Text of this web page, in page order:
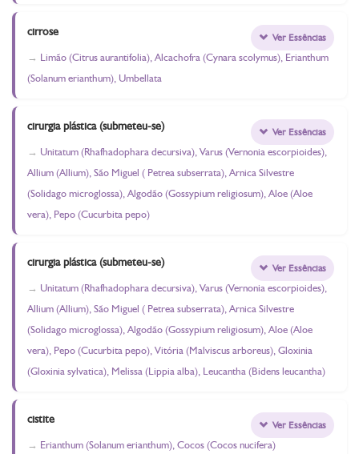
cirrose
Limão (Citrus aurantifolia), Alcachofra (Cynara scolymus), Erianthum
(Solanum erianthum), Umbellata
Ver Essências
cirurgia plástica (submeteu-se)
Unitatum (Rhafhadophara decursiva), Varus (Vernonia escorpioides),
Allium (Allium), São Miguel ( Petrea subserrata), Arnica Silvestre
(Solidago microglossa), Algodão (Gossypium religiosum), Aloe (Aloe
vera), Pepo (Cucurbita pepo)
Ver Essências
cirurgia plástica (submeteu-se)
Unitatum (Rhafhadophara decursiva), Varus (Vernonia escorpioides),
Allium (Allium), São Miguel ( Petrea subserrata), Arnica Silvestre
(Solidago microglossa), Algodão (Gossypium religiosum), Aloe (Aloe
vera), Pepo (Cucurbita pepo), Vitória (Malviscus arboreus), Gloxinia
(Gloxinia sylvatica), Melissa (Lippia alba), Leucantha (Bidens leucantha)
Ver Essências
cistite
Erianthum (Solanum erianthum), Cocos (Cocos nucifera)
Ver Essências